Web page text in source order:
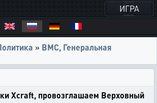
ИГРА
» ВМС, Генеральная
Xcraft, провозглашаем Верховный